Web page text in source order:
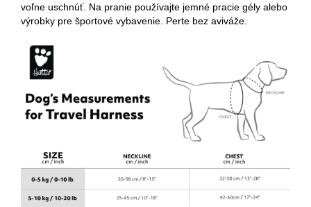
voľne uschnúť. Na pranie používajte jemné pracie gély alebo
výrobky pre športové vybavenie. Perte bez aviváže.